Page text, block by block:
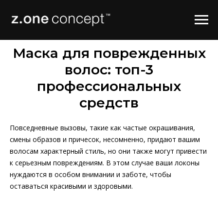
Маска для поврежденных
волос: топ-3
профессиональных
средств
Повседневные вызовы, такие как частые окрашивания,
смены образов и причесок, несомненно, придают вашим
волосам характерный стиль, но они также могут привести
к серьезным повреждениям. В этом случае ваши локоны
нуждаются в особом внимании и заботе, чтобы
оставаться красивыми и здоровыми.